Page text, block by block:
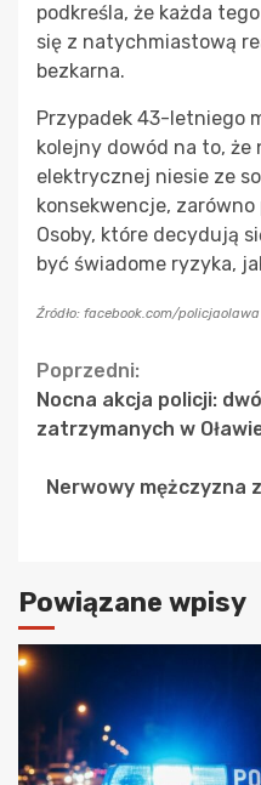
podkreśla, że każda
się z natychmiastową
bezkarna.
Przypadek 43-letniego
kolejny dowód na to, że
elektrycznej niesie ze
konsekwencje,
Osoby, które decydują
być świadome ryzyka,
Źródło: facebook.com/policjaolawa
Continue
Reading
Poprzedni:
Nocna akcja policji:
zatrzymanych w
Nerwowy mężczyzna
Powiązane wpisy